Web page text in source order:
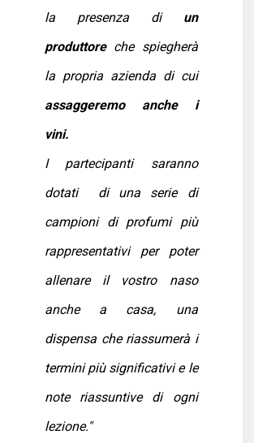
la presenza di un
produttore che spiegherà
la propria azienda di cui
assaggeremo anche i
vini.
I partecipanti saranno
dotati di una serie di
campioni di profumi più
rappresentativi per poter
allenare il vostro naso
anche a casa, una
dispensa che riassumerà i
termini più significativi e le
note riassuntive di ogni
lezione."